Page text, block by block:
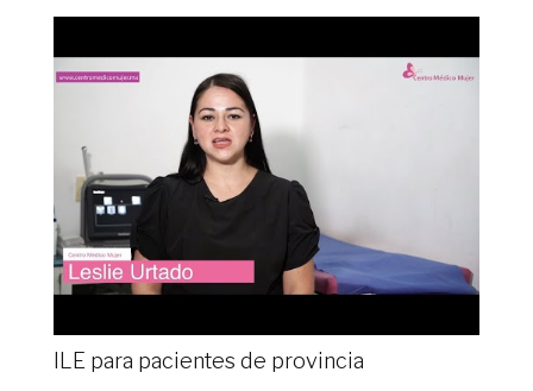
ILE para pacientes de provincia